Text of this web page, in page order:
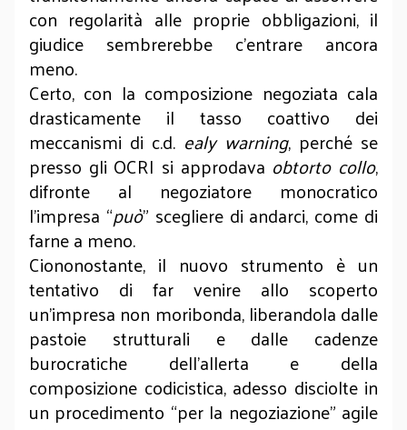
con regolarità alle proprie obbligazioni, il
giudice sembrerebbe c’entrare ancora
meno.
Certo, con la composizione negoziata cala
drasticamente il tasso coattivo dei
meccanismi di c.d. ealy warning, perché se
presso gli OCRI si approdava obtorto collo,
difronte al negoziatore monocratico
l’impresa “può” scegliere di andarci, come di
farne a meno.
Ciononostante, il nuovo strumento è un
tentativo di far venire allo scoperto
un’impresa non moribonda, liberandola dalle
pastoie strutturali e dalle cadenze
burocratiche dell’allerta e della
composizione codicistica, adesso disciolte in
un procedimento “per la negoziazione” agile